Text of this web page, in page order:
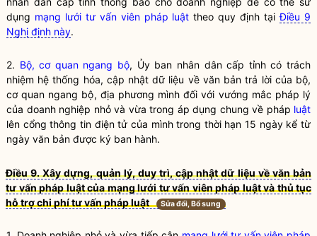
dụng mạng lưới tư vấn viên pháp luật theo quy định tạiĐiều 9
Nghị định này.
2. Bộ, cơ quan ngang bộ, Ủy ban nhân dân cấp tỉnh có trách
nhiệm hệ thống hóa, cập nhật dữ liệu về văn bản trả lời của bộ,
cơ quan ngang bộ, địa phương mình đối với vướng mắc pháp lý
của doanh nghiệp nhỏ và vừa trong áp dụng chung về pháp luật
lên cổng thông tin điện tử của mình trong thời hạn 15 ngày kể từ
ngày văn bản được ký ban hành.
Điều 9. Xây dựng, quản lý, duy trì, cập nhật dữ liệu về văn bản
tư vấn pháp luật của mạng lưới tư vấn viên pháp luật và thủ tục
hỗ trợ chi phí tư vấn pháp luật
Sửa đổi, Bổ sung